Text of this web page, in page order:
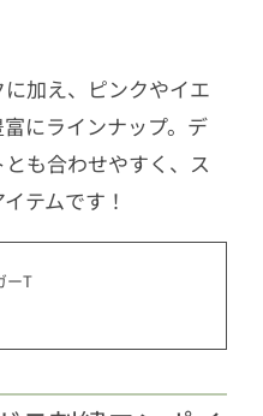
加え、ピンクやイエ
にラインナップ。デ
も合わせやすく、ス
テムです！
ーT